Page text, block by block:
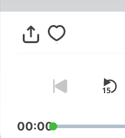
00:00